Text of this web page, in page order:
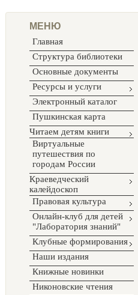
МЕНЮ
Главная
Структура библиотеки
Основные документы
Ресурсы и услуги
Электронный каталог
Пушкинская карта
Читаем детям книги
Виртуальные
путешествия по
городам России
Краеведческий
калейдоскоп
Правовая культура
Онлайн-клуб для детей
"Лаборатория знаний"
Клубные формирования
Наши издания
Книжные новинки
Никоновские чтения